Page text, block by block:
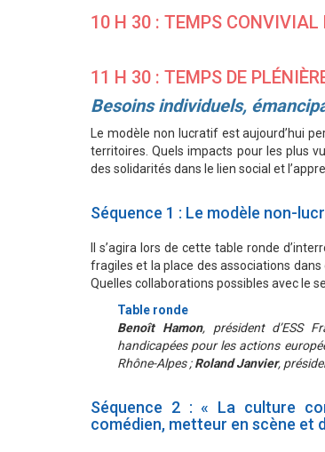
10 H 30 : TEMPS
11 H 30 : TEMPS DE
Besoins individuels,
Le modèle non lucratif est aujourd’hui
territoires. Quels impacts pour les plus
des solidarités dans le lien social et
Séquence 1 : Le modèle non-
Il s’agira lors de cette table ronde
fragiles et la place des associations dans
Quelles collaborations possibles avec le
Table ronde
Benoît Hamon, président d’ESS
handicapées pour les actions
Rhône-Alpes ;Roland Janvier,
Séquence 2 : « La culture
comédien, metteur en scène et